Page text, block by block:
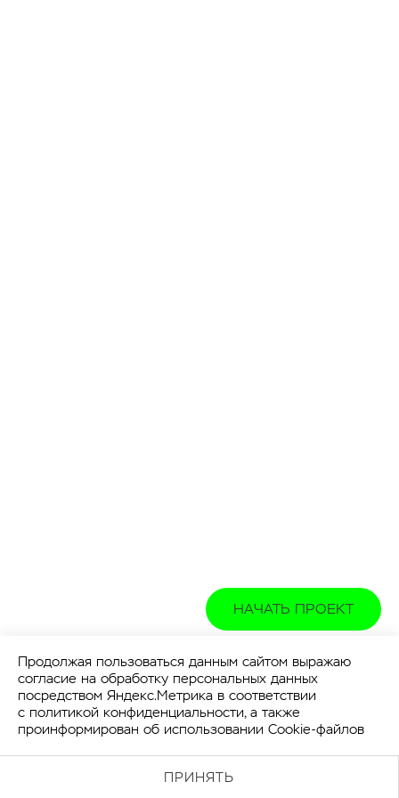
НАЧАТЬ ПРОЕКТ
Продолжая пользоваться данным сайтом выражаю
согласие на обработку персональных данных
посредством Яндекс.Метрика в соответствии
с политикой конфиденциальности, а также
проинформирован об использовании Cookie-файлов
ПРИНЯТЬ